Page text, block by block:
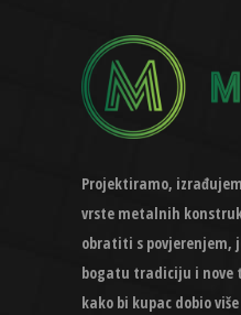
Projektiramo,
vrste metalnih
obratiti s povjerenjem,
bogatu tradiciju i nove
kako bi kupac dobio